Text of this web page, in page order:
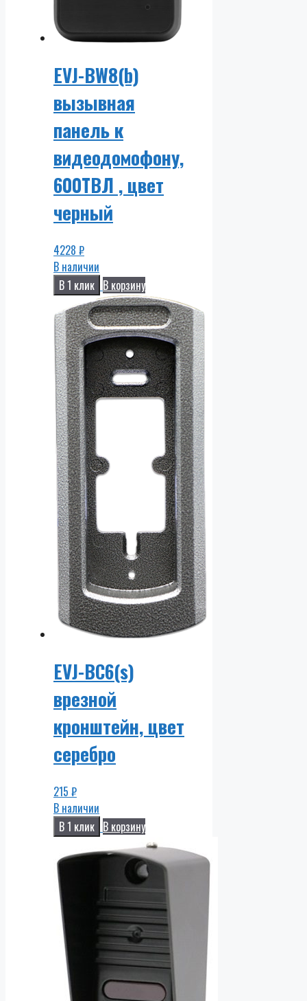
EVJ-BW8(b)
вызывная
панель к
видеодомофону,
600ТВЛ , цвет
черный
4228 ₽
В наличии
В 1 клик В корзину
EVJ-BC6(s)
врезной
кронштейн, цвет
серебро
215 ₽
В наличии
В 1 клик В корзину